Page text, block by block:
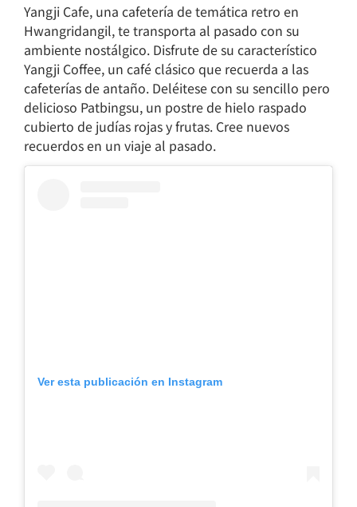
Yangji Cafe, una cafetería de temática retro en
Hwangridangil, te transporta al pasado con su
ambiente nostálgico. Disfrute de su característico
Yangji Coffee, un café clásico que recuerda a las
cafeterías de antaño. Deléitese con su sencillo pero
delicioso Patbingsu, un postre de hielo raspado
cubierto de judías rojas y frutas. Cree nuevos
recuerdos en un viaje al pasado.
Ver esta publicación en Instagram